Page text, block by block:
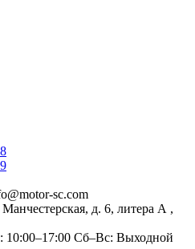
sc.com
д. 6, литера А ,
10:00–17:00 Сб–Вс: Выходной